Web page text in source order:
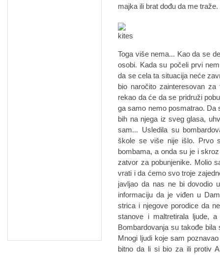
majka ili brat dođu da me traže.
Toga više nema... Kao da se
osobi. Kada su počeli prvi
da se cela ta situacija neće
bio naročito zainteresovan
rekao da će da se pridruži
ga samo nemo posmatrao. Da
bih na njega iz sveg glasa,
sam... Usledila su
škole se više nije išlo. Prvo
bombama, a onda su je i
zatvor za pobunjenike. Molio
vrati i da ćemo svo troje
javljao da nas ne bi dovodio
informaciju da je viđen u
strica i njegove porodice da
stanove i maltretirala ljude,
Bombardovanja su takođe
Mnogi ljudi koje sam
bitno da li si bio za ili protiv